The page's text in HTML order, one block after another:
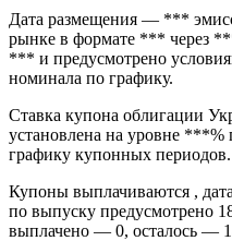
Дата размещения — ***
рынке в формате *** через
*** и предусмотрено
номинала по графику.
Ставка купона облигации
установлена на уровне ***%
графику купонных периодов.
Купоны выплачиваются ,
по выпуску предусмотрено
выплачено — 0, осталось —